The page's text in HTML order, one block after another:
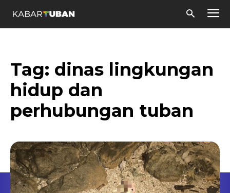
Tag: dinas lingkungan
hidup dan
perhubungan tuban